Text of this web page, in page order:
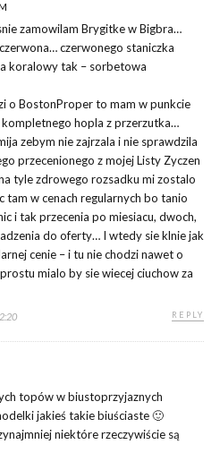
zamowilam Brygitke w Bigbra…
czerwonego staniczka
a koralowy tak – sorbetowa
o BostonProper to mam w punkcie
hopla z przerzutka…
zebym nie zajrzala i nie sprawdzila
przecenionego z mojej Listy Zyczen
tyle zdrowego rozsadku mi zostalo
tam w cenach regularnych bo tanio
i tak przecenia po miesiacu, dwoch,
do oferty… I wtedy sie klnie jak
cenie – i tu nie chodzi nawet o
mialo by sie wiecej ciuchow za
REPLY
topów w biustoprzyjaznych
jakieś takie biuściaste 🙂
niektóre rzeczywiście są